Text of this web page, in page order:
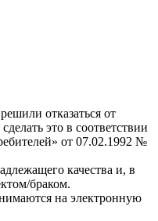
отказаться от
это в соответствии
от 07.02.1992 №
качества и, в
браком.
на электронную